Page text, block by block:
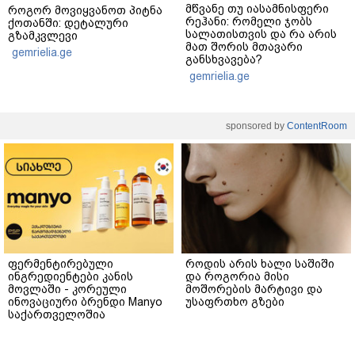
როგორ მოვიყვანოთ პიტნა
ქოთანში: დეტალური
გზამკვლევი
gemrielia.ge
მწვანე თუ იასამნისფერი
რეჰანი: რომელი ჯობს
სალათისთვის და რა არის
მათ შორის მთავარი
განსხვავება?
gemrielia.ge
sponsored by ContentRoom
ფერმენტირებული
ინგრედიენტები კანის
მოვლაში - კორეული
ინოვაციური ბრენდი Manyo
საქართველოშია
როდის არის ხალი საშიში
და როგორია მისი
მოშორების მარტივი და
უსაფრთხო გზები